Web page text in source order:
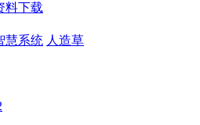
料下载
慧系统 人造草